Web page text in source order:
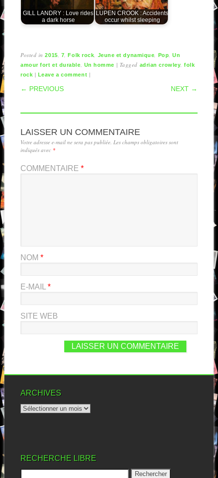
GILL LANDRY : Love rides
a dark horse
LUPEN CROOK : Accidents
occur whilst sleeping
Posted in2015, 7,Folk rock, Jeune et dynamique, Pop,Un
amour fort et durable, Un homme | Tagged adrian crowley,folk
rock | Leave a comment |
POST NAVIGATION
← PREVIOUS NEXT →
LAISSER UN COMMENTAIRE
Votre adresse e-mail ne sera pas publiée. Les champs obligatoires sont
indiqués avec *
COMMENTAIRE *
NOM *
E-MAIL *
SITE WEB
ARCHIVES
RECHERCHE LIBRE